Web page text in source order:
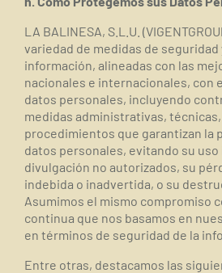
LA BALINESA, S.L.U.
variedad de medidas de
información, alineadas con las
nacionales e internacionales, con
datos personales, incluyendo
medidas administrativas,
procedimientos que garantizan la
datos personales, evitando su
divulgación no autorizados, su
indebida o inadvertida, o su
Asumimos el mismo compromiso
continua que nos basamos en
en términos de seguridad de la
Entre otras, destacamos las